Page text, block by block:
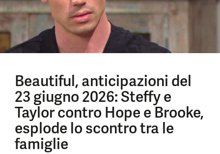
Beautiful, anticipazioni del
23 giugno 2026: Steffy e
Taylor contro Hope e Brooke,
esplode lo scontro tra le
famiglie